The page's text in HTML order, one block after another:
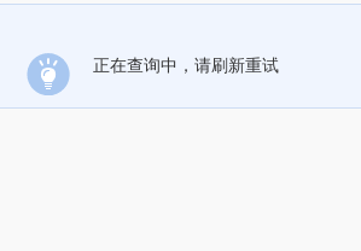
正在查询中，请刷新重试